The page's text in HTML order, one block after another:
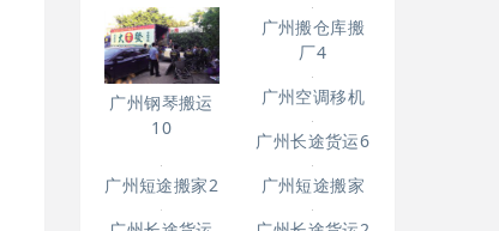
广州起重吊装4
广州钢琴搬运6
广州钢琴搬运
广州搬仓库搬